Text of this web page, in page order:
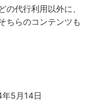
の代行利用以外に、
ちらのコンテンツも
5月14日